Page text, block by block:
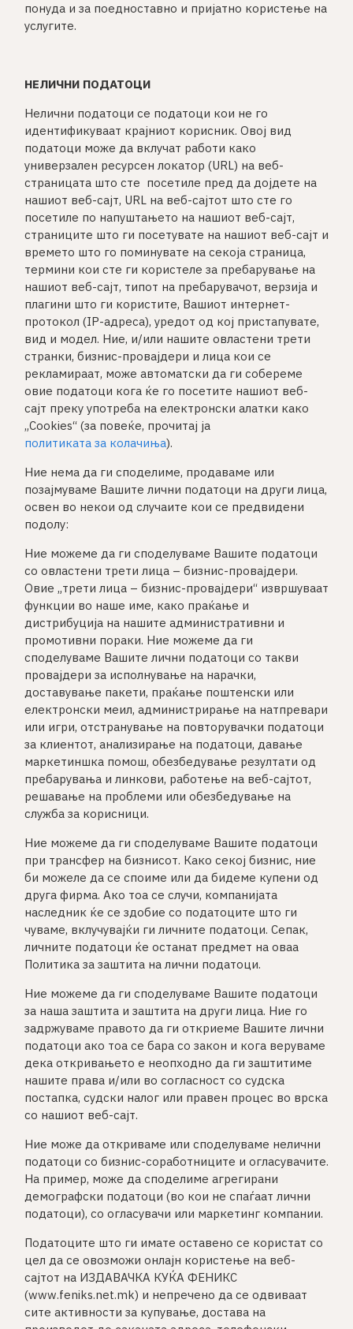
понуда и за поедноставно и пријатно користење на
услугите.
НЕЛИЧНИ ПОДАТОЦИ
Нелични податоци се податоци кои не го
идентификуваат крајниот корисник. Овој вид
податоци може да вклучат работи како
универзален ресурсен локатор (URL) на веб-
страницата што сте посетиле пред да дојдете на
нашиот веб-сајт, URL на веб-сајтот што сте го
посетиле по напуштањето на нашиот веб-сајт,
страниците што ги посетувате на нашиот веб-сајт и
времето што го поминувате на секоја страница,
термини кои сте ги користеле за пребарување на
нашиот веб-сајт, типот на пребарувачот, верзија и
плагини што ги користите, Вашиот интернет-
протокол (IP-адреса), уредот од кој пристапувате,
вид и модел. Ние, и/или нашите овластени трети
странки, бизнис-провајдери и лица кои се
рекламираат, може автоматски да ги собереме
овие податоци кога ќе го посетите нашиот веб-
сајт преку употреба на електронски алатки како
„Cookies“ (за повеќе, прочитај ја
политиката за колачиња).
Ние нема да ги споделиме, продаваме или
позајмуваме Вашите лични податоци на други лица,
освен во некои од случаите кои се предвидени
подолу:
Ние можеме да ги споделуваме Вашите податоци
со овластени трети лица – бизнис-провајдери.
Овие „трети лица – бизнис-провајдери“ извршуваат
функции во наше име, како праќање и
дистрибуција на нашите административни и
промотивни пораки. Ние можеме да ги
споделуваме Вашите лични податоци со такви
провајдери за исполнување на нарачки,
доставување пакети, праќање поштенски или
електронски мeил, администрирање на натпревари
или игри, отстранување на повторувачки податоци
за клиентот, анализирање на податоци, давање
маркетиншка помош, обезбедување резултати од
пребарувања и линкови, работење на веб-сајтот,
решавање на проблеми или обезбедување на
служба за корисници.
Ние можеме да ги споделуваме Вашите податоци
при трансфер на бизнисот. Како секој бизнис, ние
би можеле да се споиме или да бидеме купени од
друга фирма. Ако тоа се случи, компанијата
наследник ќе се здобие со податоците што ги
чуваме, вклучувајќи ги личните податоци. Сепак,
личните податоци ќе останат предмет на оваа
Политика за заштита на лични податоци.
Ние можеме да ги споделуваме Вашите податоци
за наша заштита и заштита на други лица. Ние го
задржуваме правото да ги откриеме Вашите лични
податоци ако тоа се бара со закон и кога веруваме
дека откривањето е неопходно да ги заштитиме
нашите права и/или во согласност со судска
постапка, судски налог или правен процес во врска
со нашиот веб-сајт.
Ние може да откриваме или споделуваме нелични
податоци со бизнис-соработниците и огласувачите.
На пример, може да споделиме агрегирани
демографски податоци (во кои не спаѓаат лични
податоци), со огласувачи или маркетинг компании.
Податоците што ги имате оставено се користат со
цел да се овозможи онлајн користење на веб-
сајтот на ИЗДАВАЧКА КУЌА ФЕНИКС
(www.feniks.net.mk) и непречено да се одвиваат
сите активности за купување, достава на